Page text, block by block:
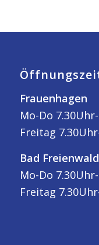
Frauenhagen
Mo-Do
Freitag
Bad
Mo-Do
Freitag